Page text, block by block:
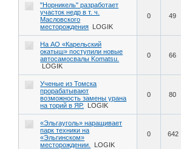
"Норникель" разработает
участок недр в т. ч.
Масловского
месторождения LOGIK
0 49
На АО «Карельский
окатыш» поступили новые
автосамосвалы Komatsu.
LOGIK
0 66
Ученые из Томска
прорабатывают
возможность замены урана
на торий в ЯР.
LOGIK
0 80
«Эльгауголь» наращивает
парк техники на
«Эльгинском»
месторождении.
LOGIK
0 642